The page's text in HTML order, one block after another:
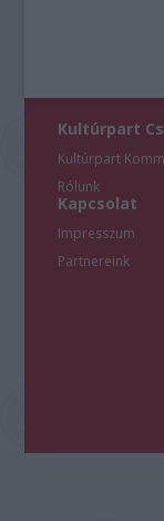
Kultúrpart
Kultúrpart
Rólunk
Kapcsolat
Impresszum
Partnereink